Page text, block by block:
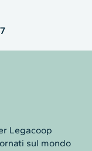
Legacoop
sul mondo